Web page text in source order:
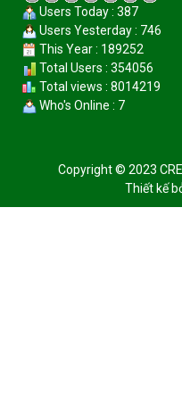
Users Today : 387
Users Yesterday : 746
This Year : 189252
Total Users : 354056
Total views : 8014219
Who's Online : 7
Copyright © 2023
Thiết kế